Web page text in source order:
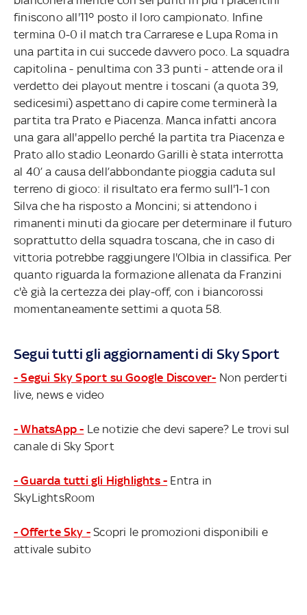
finiscono all'11º posto il loro campionato. Infine
termina 0-0 il match tra Carrarese e Lupa Roma in
una partita in cui succede davvero poco. La squadra
capitolina - penultima con 33 punti - attende ora il
verdetto dei playout mentre i toscani (a quota 39,
sedicesimi) aspettano di capire come terminerà la
partita tra Prato e Piacenza. Manca infatti ancora
una gara all'appello perché la partita tra Piacenza e
Prato allo stadio Leonardo Garilli è stata interrotta
al 40’ a causa dell’abbondante pioggia caduta sul
terreno di gioco: il risultato era fermo sull'1-1 con
Silva che ha risposto a Moncini; si attendono i
rimanenti minuti da giocare per determinare il futuro
soprattutto della squadra toscana, che in caso di
vittoria potrebbe raggiungere l'Olbia in classifica. Per
quanto riguarda la formazione allenata da Franzini
c'è già la certezza dei play-off, con i biancorossi
momentaneamente settimi a quota 58.
Segui tutti gli aggiornamenti di Sky Sport
- Segui Sky Sport su Google Discover- Non perderti
live, news e video
- WhatsApp - Le notizie che devi sapere? Le trovi sul
canale di Sky Sport
- Guarda tutti gli Highlights - Entra in
SkyLightsRoom
- Offerte Sky - Scopri le promozioni disponibili e
attivale subito